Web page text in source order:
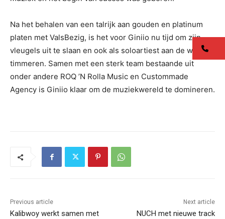
Na het behalen van een talrijk aan gouden en platinum
platen met ValsBezig, is het voor Giniio nu tijd om zijn
vleugels uit te slaan en ook als soloartiest aan de weg te
timmeren. Samen met een sterk team bestaande uit
onder andere ROQ ’N Rolla Music en Custommade
Agency is Giniio klaar om de muziekwereld te domineren.
Previous article
Kalibwoy werkt samen met
Next article
NUCH met nieuwe track